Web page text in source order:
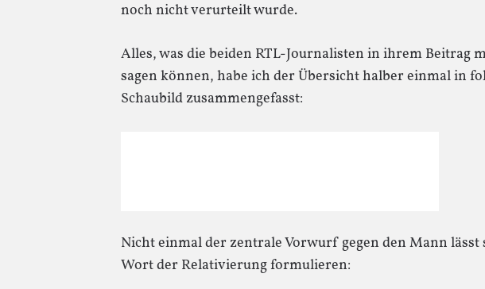
noch nicht verurteilt wurde.
Alles, was die beiden RTL-Journalisten in ihrem Beitrag
sagen können, habe ich der Übersicht halber einmal in
Schaubild zusammengefasst:
Nicht einmal der zentrale Vorwurf gegen den Mann lässt
Wort der Relativierung formulieren: